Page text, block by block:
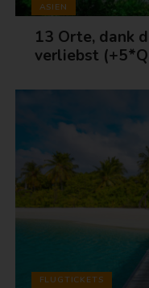
ASIEN
13 Orte, dank
verliebst
FLUGTICKETS